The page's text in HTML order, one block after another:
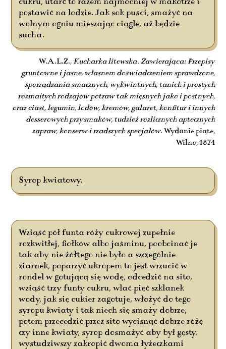
cukru, utarć to razem najmocniej w makotrze i
postawić na lodzie. Jak sok puści, smażyć na
wolnym ogniu mieszając ciągle, aż będzie
sucha.
W.A.L.Z., Kucharka litewska. Zawierająca: Przepisy
gruntowne i jasne, własnem doświadczeniem sprawdzone,
sporządzania smacznych, wykwintnych, tanich i prostych
rozmaitych rodzajów potraw tak mięsnych jako i postnych,
oraz ciast, legumin, lodów, kremów, galaret, konfitur i innych
desserowych przysmaków, tudzież rozlicznych aptecznych
zapraw, konserw i rzadszych specjałów. Wydanie piąte,
Wilno, 1874
Syrop kwiatowy.
Wziąść pół funta róży cukrowej zupełnie
rozkwitłej, fiołków albo jaśminu, poobcinać je
tak aby nie żółtego nie było a szczególnie
ziarnek, poparzyć ukropem to jest wrzucić w
rondel w gotującą się wodę, odcedzić na sito,
wziąść trzy funty cukru, wlać pięć szklanek
wody, jak się cukier zagotuje, włożyć do tego
syropu kwiaty i tak niech się smaży dobrze,
potem przecedzić przez sito wycisnąć dobrze różę
czy inne kwiaty, syrop dosmażyć aby był gęsty,
wystudziwszy zakropić dwoma łyżeczkami